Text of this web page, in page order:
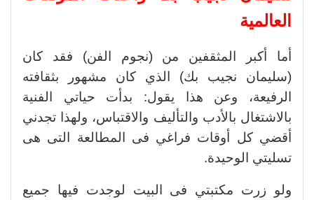
العالمية
أما أكبر المثقفين من (نجوم الفن) فقد كان
(سليمان نجيب بك) الذي كان مشهور بثقافته
الرفيعة، وعن هذا يقول: بدأت حياتي الفنية
بالاشتغال بالأدب والتأليف والاقتباس، ولهذا تجدني
أقضي كل أوقات فراغي فى المطالعة التى هى
تسليتي الوحيدة.
ولو زرت مكتبتي فى البيت لوجدت فيها جميع